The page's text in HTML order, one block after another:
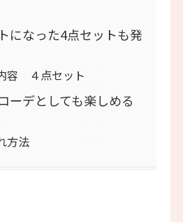
になった4点セットも発
容 ４点セット
ーデとしても楽しめる
方法